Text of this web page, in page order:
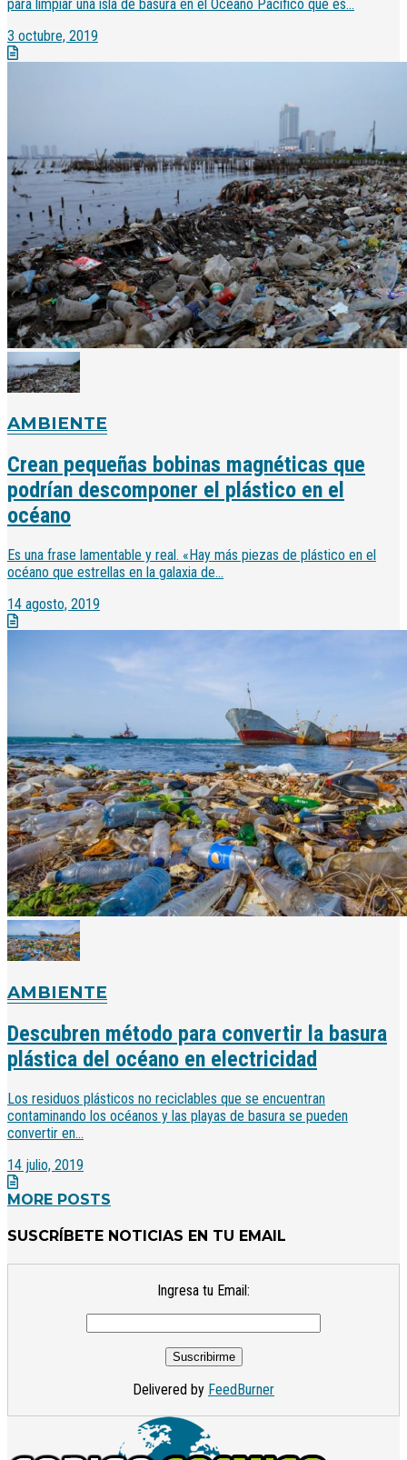
para limpiar una isla de basura en el Océano Pacífico que es...
3 octubre, 2019
AMBIENTE
Crean pequeñas bobinas magnéticas que
podrían descomponer el plástico en el
océano
Es una frase lamentable y real. «Hay más piezas de plástico en el
océano que estrellas en la galaxia de...
14 agosto, 2019
AMBIENTE
Descubren método para convertir la basura
plástica del océano en electricidad
Los residuos plásticos no reciclables que se encuentran
contaminando los océanos y las playas de basura se pueden
convertir en...
14 julio, 2019
MORE POSTS
SUSCRÍBETE NOTICIAS EN TU EMAIL
Ingresa tu Email:
Delivered by FeedBurner